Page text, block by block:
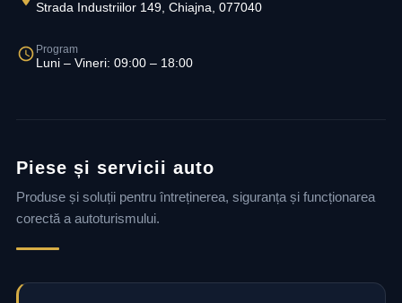
Strada Industriilor 149, Chiajna, 077040
Program
Luni – Vineri: 09:00 – 18:00
Piese și servicii auto
Produse și soluții pentru întreținerea, siguranța și funcționarea
corectă a autoturismului.